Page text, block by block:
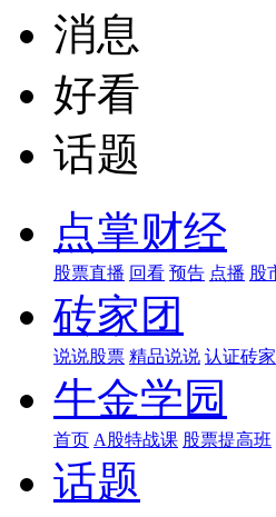
消息
好看
话题
点掌财经
股票直播 回看 预告 点播 股
砖家团
说说股票 精品说说 认证砖家
牛金学园
首页 A股特战课 股票提高班
话题